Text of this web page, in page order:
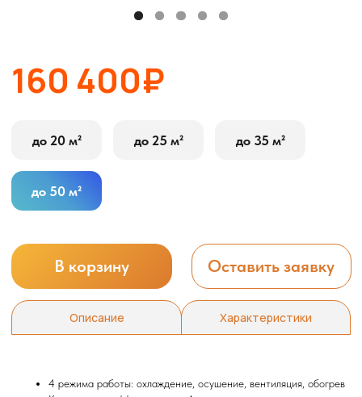
Описание Характеристики
4 режима работы: охлаждение, осушение, вентиляция, обогрев